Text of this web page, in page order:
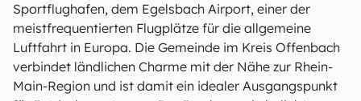
Sportflughafen, dem Egelsbach Airport, einer der
meistfrequentierten Flugplätze für die allgemeine
Luftfahrt in Europa. Die Gemeinde im Kreis Offenbach
verbindet ländlichen Charme mit der Nähe zur Rhein-
Main-Region und ist damit ein idealer Ausgangspunkt